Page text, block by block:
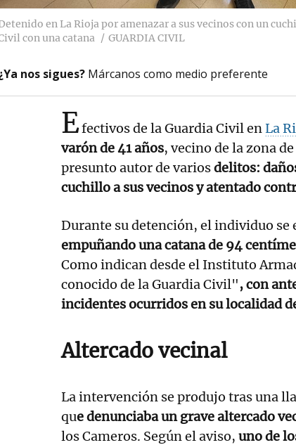
en La Rioja por amenazar a sus vecinos con un
con una catana
GUARDIA CIVIL
nos sigues? Márcanos como medio preferente
Efectivos de la Guardia Civil enLa
varón de 41 años, vecino de la zona
presunto autor de variosdelitos:
cuchillo a sus vecinos y atentado
Durante su detención, el individuo se
empuñando una catana de 94
Como indican desde el Instituto
conocido de la Guardia Civil", con
incidentes ocurridos en su localidad
Altercado vecinal
La intervención se produjo tras una
que denunciaba un grave altercado
los Cameros. Según el aviso, uno de